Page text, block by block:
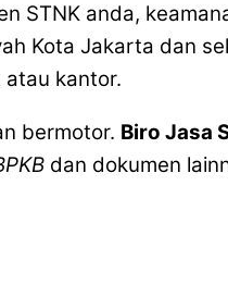
STNK anda,
Kota Jakarta dan
atau kantor.
bermotor. Biro Jasa
dan dokumen